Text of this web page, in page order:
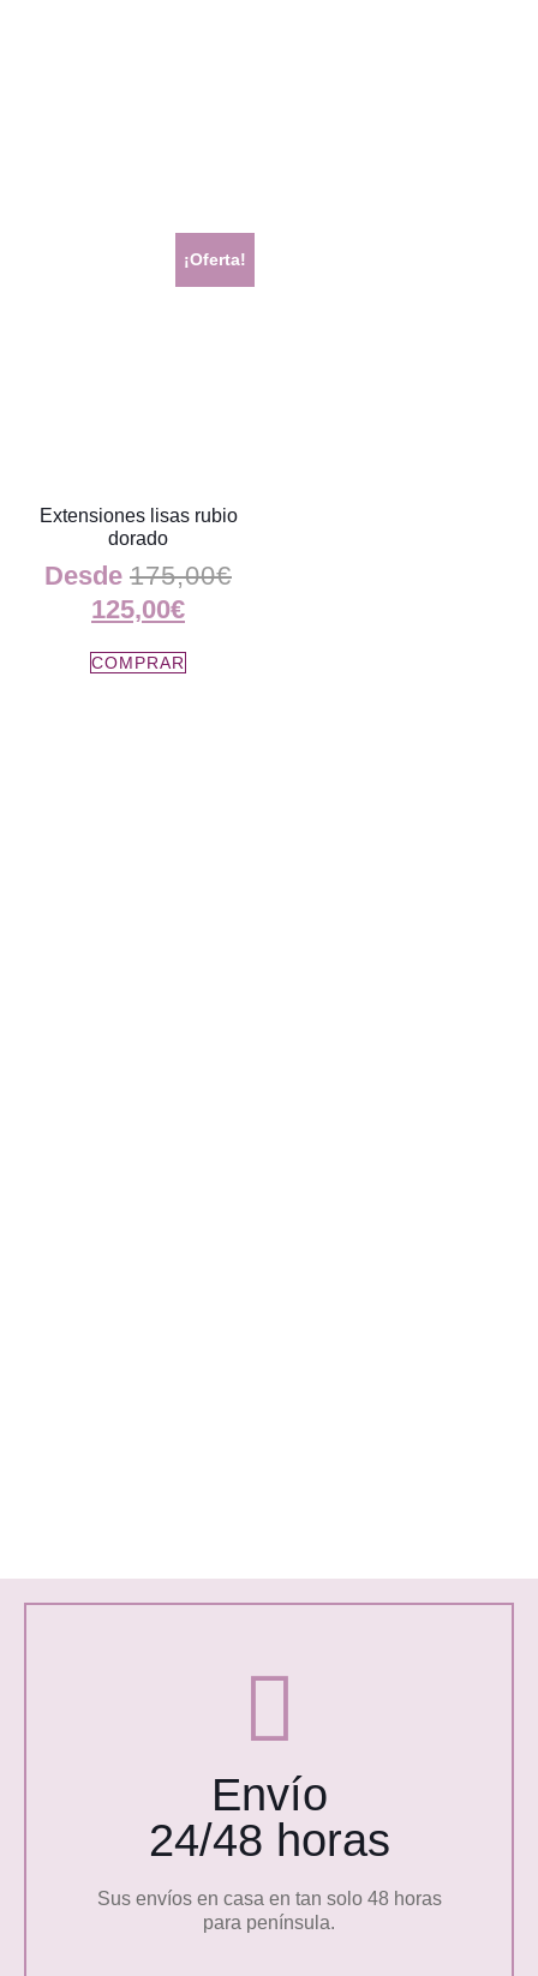
¡Oferta!
Extensiones lisas rubio
dorado
Desde 175,00€
125,00€
COMPRAR
Envío
24/48 horas
Sus envíos en casa en tan solo 48 horas
para península.